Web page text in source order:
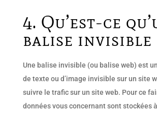
4. Qu’est-ce
balise invisible
Une balise invisible (ou balise web) est
de texte ou d’image invisible sur un site
suivre le trafic sur un site web. Pour ce
données vous concernant sont stockées